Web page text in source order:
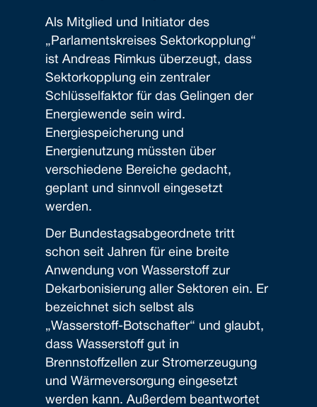
Als Mitglied und Initiator des
„Parlamentskreises Sektorkopplung“
ist Andreas Rimkus überzeugt, dass
Sektorkopplung ein zentraler
Schlüsselfaktor für das Gelingen der
Energiewende sein wird.
Energiespeicherung und
Energienutzung müssten über
verschiedene Bereiche gedacht,
geplant und sinnvoll eingesetzt
werden.
Der Bundestagsabgeordnete tritt
schon seit Jahren für eine breite
Anwendung von Wasserstoff zur
Dekarbonisierung aller Sektoren ein. Er
bezeichnet sich selbst als
„Wasserstoff-Botschafter“ und glaubt,
dass Wasserstoff gut in
Brennstoffzellen zur Stromerzeugung
und Wärmeversorgung eingesetzt
werden kann. Außerdem beantwortet